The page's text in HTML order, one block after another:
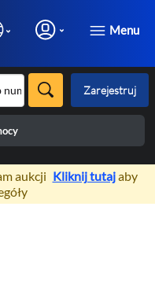
Menu
Zarejestruj
aukcji Kliknij tutajaby